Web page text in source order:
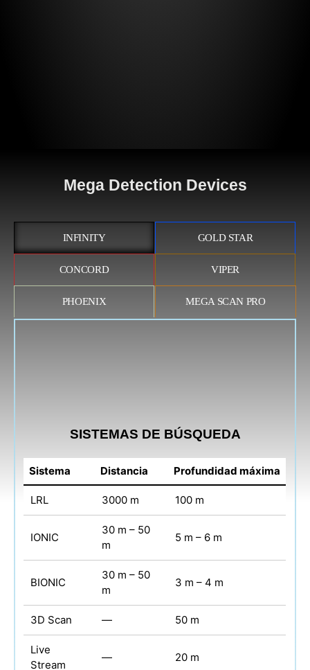
Mega Detection Devices
INFINITY GOLD STAR
CONCORD VIPER
PHOENIX MEGA SCAN PRO
SISTEMAS DE BÚSQUEDA
Sistema Distancia Profundidad máxima
LRL 3000 m 100 m
IONIC
30 m – 50
m
5 m – 6 m
BIONIC
30 m – 50
m
3 m – 4 m
3D Scan — 50 m
Live
Stream
— 20 m